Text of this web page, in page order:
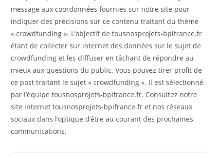
message aux coordonnées fournies sur notre site pour
indiquer des précisions sur ce contenu traitant du thème
« crowdfunding ». L’objectif de tousnosprojets-bpifrance.fr
étant de collecter sur internet des données sur le sujet de
crowdfunding et les diffuser en tâchant de répondre au
mieux aux questions du public. Vous pouvez tirer profit de
ce post traitant le sujet « crowdfunding ». Il est sélectionné
par l’équipe tousnosprojets-bpifrance.fr. Consultez notre
site internet tousnosprojets-bpifrance.fr et nos réseaux
sociaux dans l’optique d’être au courant des prochaines
communications.